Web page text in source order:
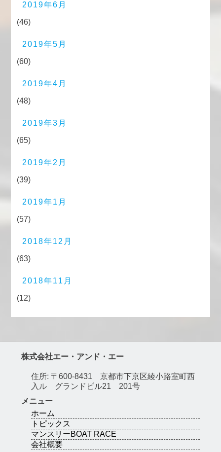
2019年6月
(46)
2019年5月
(60)
2019年4月
(48)
2019年3月
(65)
2019年2月
(39)
2019年1月
(57)
2018年12月
(63)
2018年11月
(12)
株式会社エー・アンド・エー
住所: 〒600-8431 京都市下京区綾小路室町西
入ル グランドビル21 201号
メニュー
ホーム
トピックス
マンスリーBOAT RACE
会社概要